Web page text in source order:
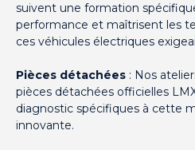
suivent une formation
performance et maîtrisent les
ces véhicules électriques
Pièces détachées : Nos
pièces détachées officielles
diagnostic spécifiques à cette
innovante.